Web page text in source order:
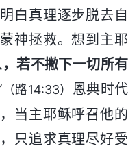
白真理逐步脱去自
神拯救。想到主耶
若不撇下一切所有
（路14:33）
恩典时代
当主耶稣呼召他的
只追求真理尽好受